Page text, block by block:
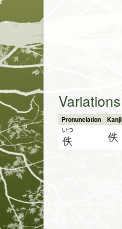
Variations
Pronunciation Kanji
いつ
佚 佚